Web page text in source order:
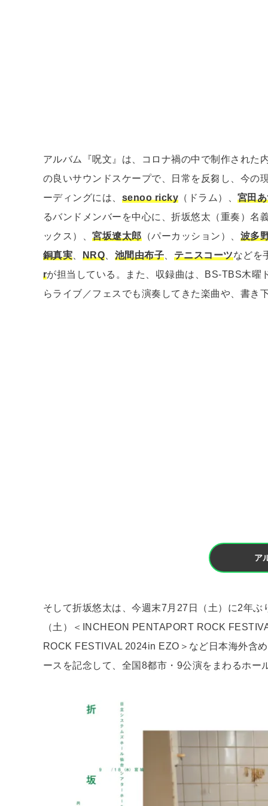
アルバム『呪⽂』は、コロナ禍の中で制作された
の良いサウンドスケープで、⽇常を反芻し、今の
ーディングには、 senoo ricky （ドラム）、宮⽥
るバンドメンバーを中⼼に、折坂悠太（重奏）名
ックス）、宮坂遼太郎（パーカッション）、 波多
銅真実
NRQ 池間由布⼦ テニスコーツなどを
rが担当している。また、収録曲は、BS-TBS⽊曜
らライブ／フェスでも演奏してきた楽曲や、書き
ア
そして折坂悠太は、今週末7⽉27⽇（⼟）に2年
（⼟）＜INCHEON PENTAPORT ROCK
ROCK FESTIVAL 2024in EZO＞など⽇本海外含
ースを記念して、全国8都市・9公演をまわるホ